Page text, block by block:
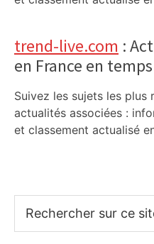
trend-live.com :
en France en
Suivez les sujets les plus
actualités associées :
et classement actualisé
sur